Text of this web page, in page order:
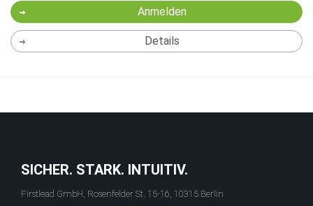
Anmelden
Details
SICHER. STARK. INTUITIV.
Firstlead GmbH, Rosenfelder St. 15-16, 10315 Berlin